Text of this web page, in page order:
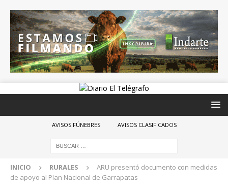
AVISOS FÚNEBRES AVISOS CLASIFICADOS
INICIO RURALES
ARU presentó documento con medidas
de apoyo al Plan Nacional de Garrapatas